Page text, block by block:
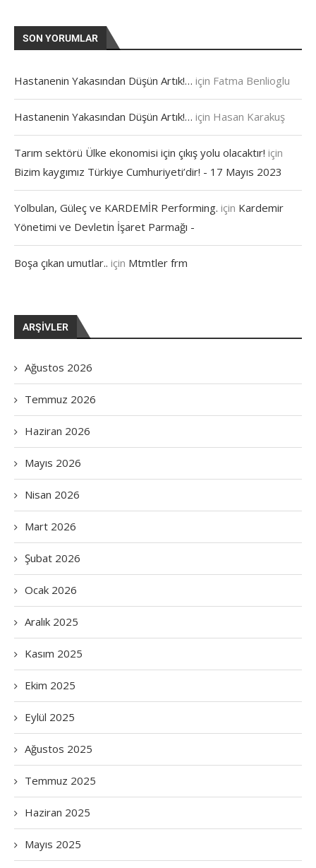
SON YORUMLAR
Hastanenin Yakasından Düşün Artık!… için Fatma Benlioglu
Hastanenin Yakasından Düşün Artık!… için Hasan Karakuş
Tarım sektörü Ülke ekonomisi için çıkış yolu olacaktır! için
Bizim kaygımız Türkiye Cumhuriyeti’dir! - 17 Mayıs 2023
Yolbulan, Güleç ve KARDEMİR Performing. için Kardemir
Yönetimi ve Devletin İşaret Parmağı -
Boşa çıkan umutlar.. için Mtmtler frm
ARŞIVLER
Ağustos 2026
Temmuz 2026
Haziran 2026
Mayıs 2026
Nisan 2026
Mart 2026
Şubat 2026
Ocak 2026
Aralık 2025
Kasım 2025
Ekim 2025
Eylül 2025
Ağustos 2025
Temmuz 2025
Haziran 2025
Mayıs 2025